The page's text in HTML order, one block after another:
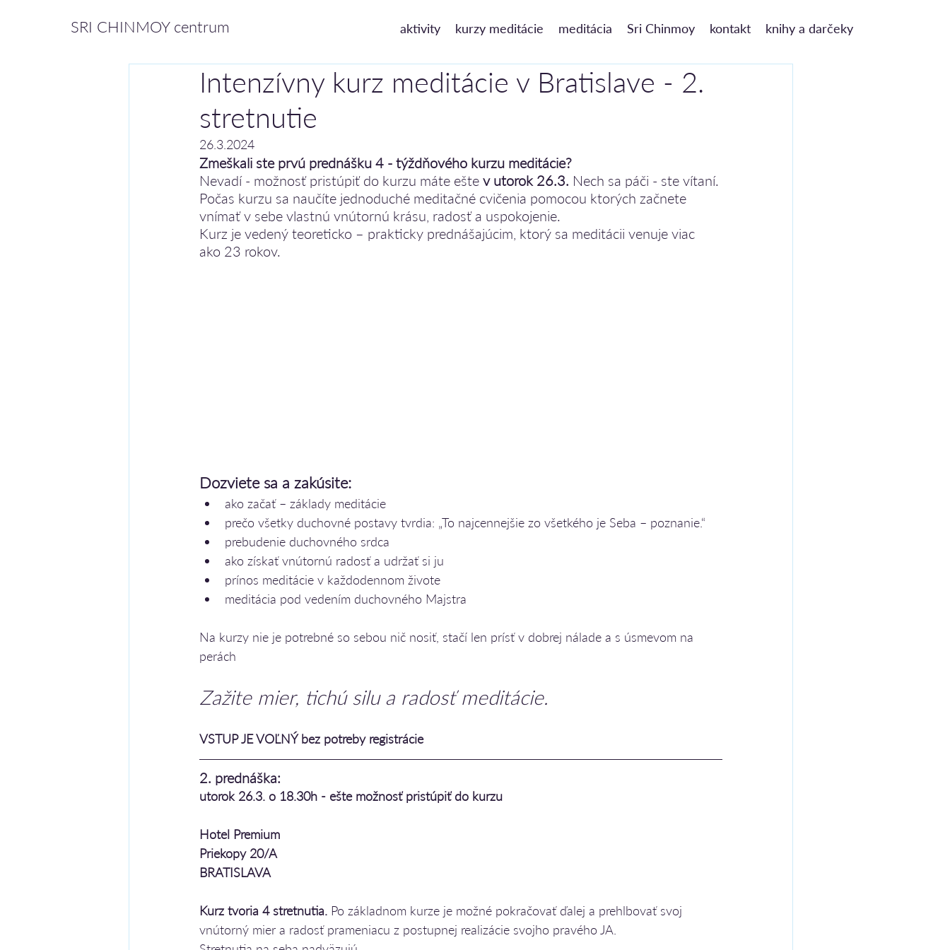
SRI CHINMOY centrum aktivity kurzy meditácie meditácia Sri Chinmoy kontakt knihy a darčeky
Intenzívny kurz meditácie v Bratislave - 2.
stretnutie
26.3.2024
Zmeškali ste prvú prednášku 4 - týždňového kurzu meditácie?
Nevadí - možnosť pristúpiť do kurzu máte ešte v utorok 26.3. Nech sa páči - ste vítaní.
Počas kurzu sa naučíte jednoduché meditačné cvičenia pomocou ktorých začnete
vnímať v sebe vlastnú vnútornú krásu, radosť a uspokojenie.
Kurz je vedený teoreticko – prakticky prednášajúcim, ktorý sa meditácii venuje viac
ako 23 rokov.
Dozviete sa a zakúsite:
ako začať – základy meditácie
prečo všetky duchovné postavy tvrdia: „To najcennejšie zo všetkého je Seba – poznanie.“
prebudenie duchovného srdca
ako získať vnútornú radosť a udržať si ju
prínos meditácie v každodennom živote
meditácia pod vedením duchovného Majstra
Na kurzy nie je potrebné so sebou nič nosiť, stačí len prísť v dobrej nálade a s úsmevom na
perách
Zažite mier, tichú silu a radosť meditácie.
VSTUP JE VOĽNÝ bez potreby registrácie
2. prednáška:
utorok 26.3. o 18.30h - ešte možnosť pristúpiť do kurzu
Hotel Premium
Priekopy 20/A
BRATISLAVA
Kurz tvoria 4 stretnutia. Po základnom kurze je možné pokračovať ďalej a prehlbovať svoj
vnútorný mier a radosť prameniacu z postupnej realizácie svojho pravého JA.